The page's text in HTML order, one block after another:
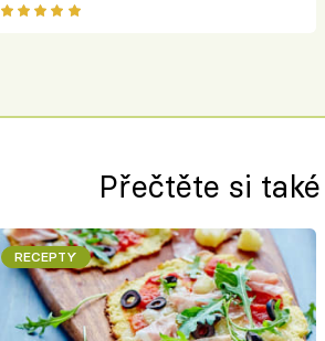
bezlepkový oběd s typicky
Přečtěte si také
RECEPTY